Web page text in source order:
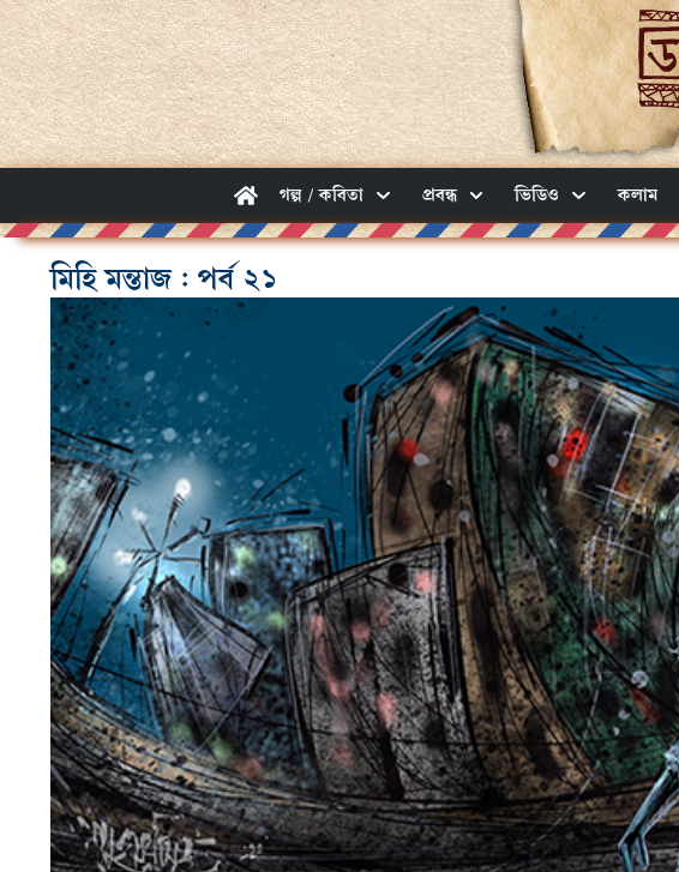
গল্প / কবিতা প্রবন্ধ ভিডিও কলাম
মিহি মন্তাজ : পর্ব ২১